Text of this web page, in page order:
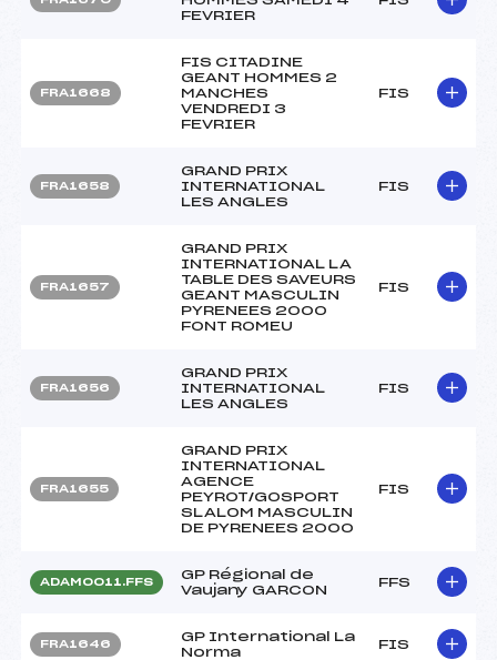
FEVRIER
FRA1668
FIS CITADINE
GEANT HOMMES 2
MANCHES
VENDREDI 3
FEVRIER
FIS
FRA1658
GRAND PRIX
INTERNATIONAL
LES ANGLES
FIS
FRA1657
GRAND PRIX
INTERNATIONAL LA
TABLE DES SAVEURS
GEANT MASCULIN
PYRENEES 2000
FONT ROMEU
FIS
FRA1656
GRAND PRIX
INTERNATIONAL
LES ANGLES
FIS
FRA1655
GRAND PRIX
INTERNATIONAL
AGENCE
PEYROT/GOSPORT
SLALOM MASCULIN
DE PYRENEES 2000
FIS
ADAM0011.FFS
GP Régional de
Vaujany GARCON
FFS
FRA1646
GP International La
Norma
FIS